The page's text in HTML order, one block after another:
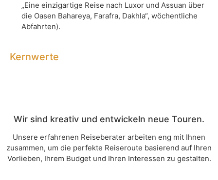
„Eine einzigartige Reise nach Luxor und Assuan über
die Oasen Bahareya, Farafra, Dakhla“, wöchentliche
Abfahrten).
Kernwerte
Wir sind kreativ und entwickeln neue Touren.
Unsere erfahrenen Reiseberater arbeiten eng mit Ihnen
zusammen, um die perfekte Reiseroute basierend auf Ihren
Vorlieben, Ihrem Budget und Ihren Interessen zu gestalten.